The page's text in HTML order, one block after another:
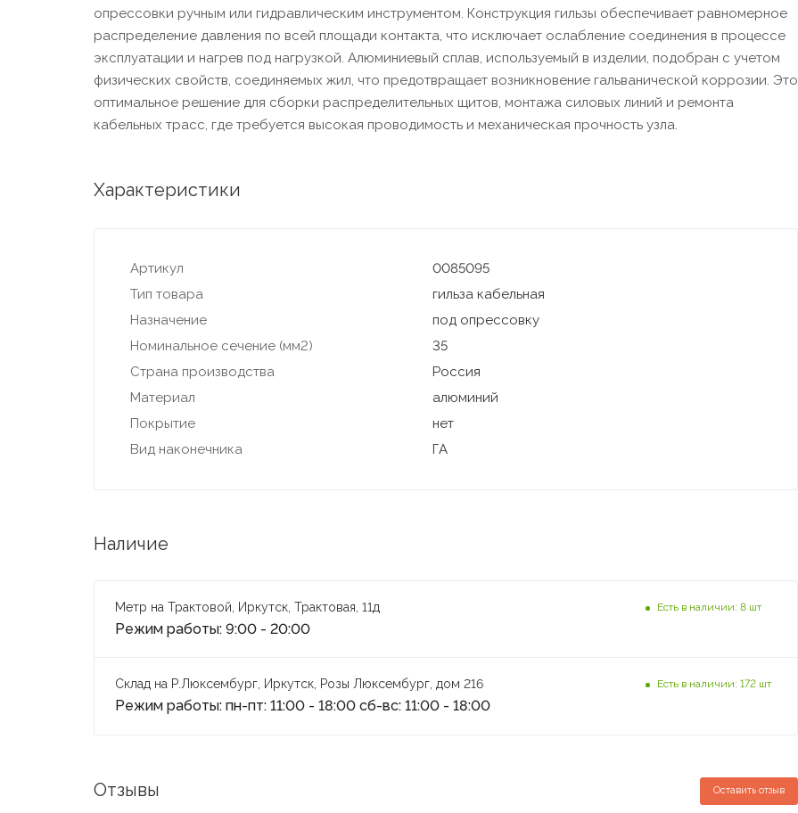
опрессовки ручным или гидравлическим инструментом. Конструкция гильзы обеспечивает равномерное
распределение давления по всей площади контакта, что исключает ослабление соединения в процессе
эксплуатации и нагрев под нагрузкой. Алюминиевый сплав, используемый в изделии, подобран с учетом
физических свойств, соединяемых жил, что предотвращает возникновение гальванической коррозии. Это
оптимальное решение для сборки распределительных щитов, монтажа силовых линий и ремонта
кабельных трасс, где требуется высокая проводимость и механическая прочность узла.
Характеристики
Артикул
0085095
Тип товара
гильза кабельная
Назначение
под опрессовку
Номинальное сечение (мм2)
35
Страна производства
Россия
Материал
алюминий
Покрытие
нет
Вид наконечника
ГА
Наличие
Метр на Трактовой, Иркутск, Трактовая, 11д
Режим работы: 9:00 - 20:00
Есть в наличии: 8 шт
Склад на Р.Люксембург, Иркутск, Розы Люксембург, дом 216
Режим работы: пн-пт: 11:00 - 18:00 сб-вс: 11:00 - 18:00
Есть в наличии: 172 шт
Отзывы Оставить отзыв